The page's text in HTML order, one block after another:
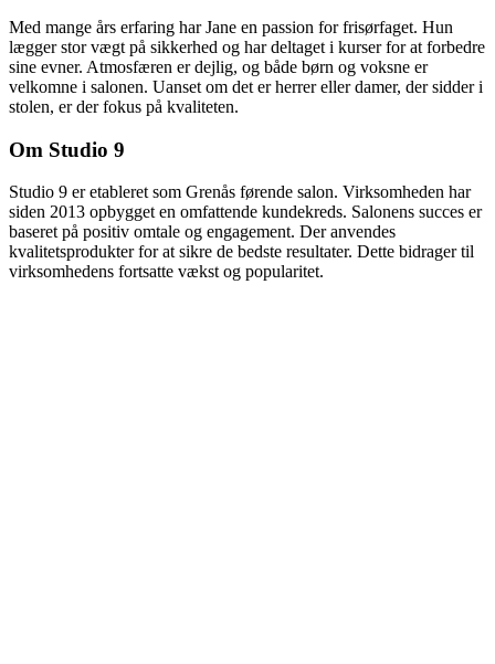
Med mange års erfaring har Jane en passion for frisørfaget. Hun
lægger stor vægt på sikkerhed og har deltaget i kurser for at forbedre
sine evner. Atmosfæren er dejlig, og både børn og voksne er
velkomne i salonen. Uanset om det er herrer eller damer, der sidder i
stolen, er der fokus på kvaliteten.
Om Studio 9
Studio 9 er etableret som Grenås førende salon. Virksomheden har
siden 2013 opbygget en omfattende kundekreds. Salonens succes er
baseret på positiv omtale og engagement. Der anvendes
kvalitetsprodukter for at sikre de bedste resultater. Dette bidrager til
virksomhedens fortsatte vækst og popularitet.